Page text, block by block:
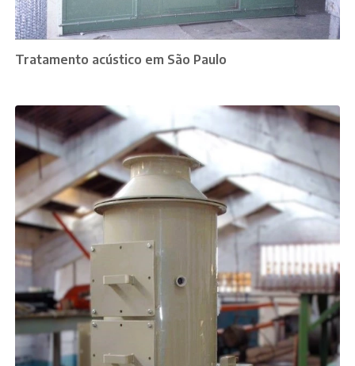
Tratamento acústico em São Paulo